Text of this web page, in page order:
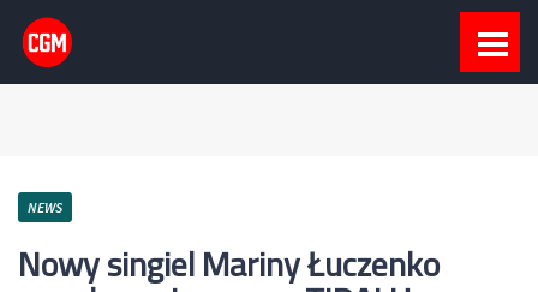
NEWS
Nowy singiel Mariny Łuczenko